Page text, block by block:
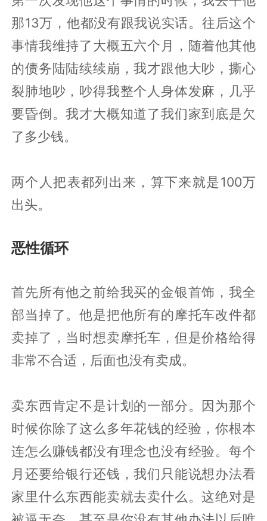
那13万，他都没有跟我说实话。往后这个
事情我维持了大概五六个月，随着他其他
的债务陆陆续续崩，我才跟他大吵，撕心
裂肺地吵，吵得我整个人身体发麻，几乎
要昏倒。我才大概知道了我们家到底是欠
了多少钱。
两个人把表都列出来，算下来就是100万
出头。
恶性循环
首先所有他之前给我买的金银首饰，我全
部当掉了。他是把他所有的摩托车改件都
卖掉了，当时想卖摩托车，但是价格给得
非常不合适，后面也没有卖成。
卖东西肯定不是计划的一部分。因为那个
时候你除了这么多年花钱的经验，你根本
连怎么赚钱都没有理念也没有经验。每个
月还要给银行还钱，我们只能说想办法看
家里什么东西能卖就去卖什么。这绝对是